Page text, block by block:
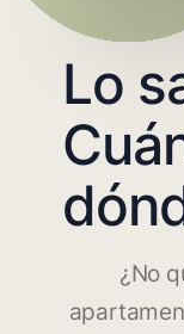
Lo
¿No